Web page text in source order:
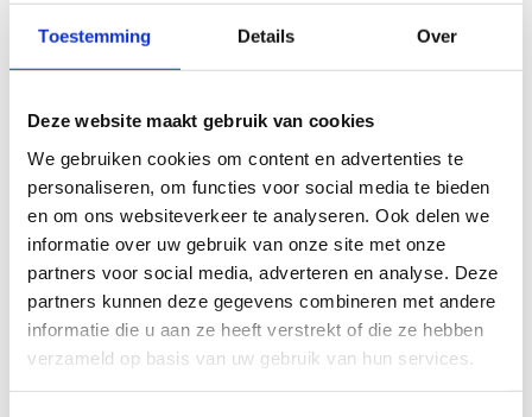
Toestemming Details Over
Deze website maakt gebruik van cookies
We gebruiken cookies om content en advertenties te
personaliseren, om functies voor social media te bieden
en om ons websiteverkeer te analyseren. Ook delen we
informatie over uw gebruik van onze site met onze
partners voor social media, adverteren en analyse. Deze
partners kunnen deze gegevens combineren met andere
informatie die u aan ze heeft verstrekt of die ze hebben
verzameld op basis van uw gebruik van hun services.
Waaghalsparcours
Het start to klim-parcours en het familieparcours
zijn beginnersparcours en zijn geschikt voor
iedereen vanaf 1m40 met de armen omhoog. De
drie andere parcours zijn voor de meer geoefende
klimmers en zijn geschikt voor iedereen vanaf
1m60.